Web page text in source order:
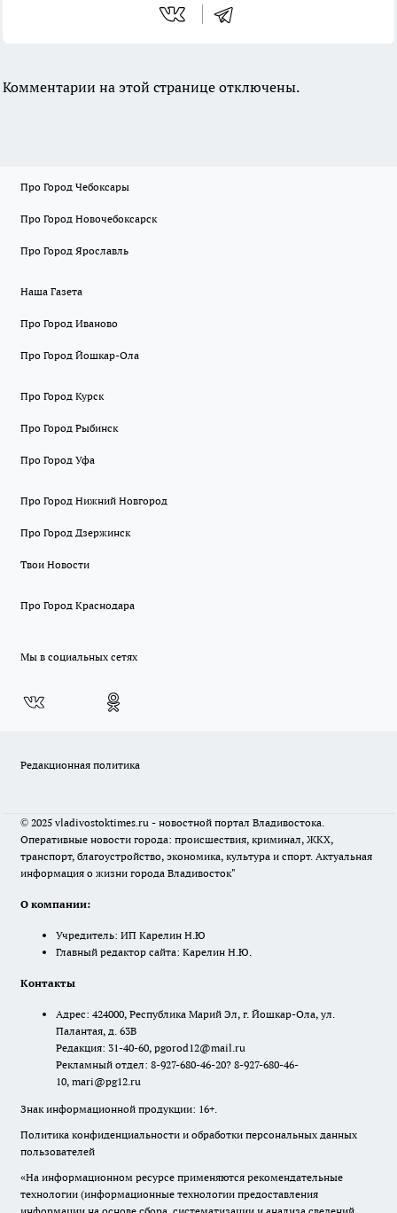
Комментарии на этой странице отключены.
Про Город Чебоксары
Про Город Новочебоксарск
Про Город Ярославль
Наша Газета
Про Город Иваново
Про Город Йошкар-Ола
Про Город Курск
Про Город Рыбинск
Про Город Уфа
Про Город Нижний Новгород
Про Город Дзержинск
Твои Новости
Про Город Краснодара
Мы в социальных сетях
Редакционная политика
© 2025 vladivostoktimes.ru - новостной портал Владивостока.
Оперативные новости города: происшествия, криминал, ЖКХ,
транспорт, благоустройство, экономика, культура и спорт. Актуальная
информация о жизни города Владивосток"
О компании:
Учредитель: ИП Карелин Н.Ю
Главный редактор сайта: Карелин Н.Ю.
Контакты
Адрес: 424000, Республика Марий Эл, г. Йошкар-Ола, ул.
Палантая, д. 63В
Редакция: 31-40-60, pgorod12@mail.ru
Рекламный отдел: 8-927-680-46-20? 8-927-680-46-
10, mari@pg12.ru
Знак информационной продукции: 16+.
Политика конфиденциальности и обработки персональных данных
пользователей
«На информационном ресурсе применяются рекомендательные
технологии (информационные технологии предоставления